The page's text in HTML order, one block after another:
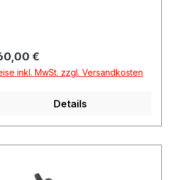
Preis:
€
inkl. MwSt. zzgl. Versandkosten
Details